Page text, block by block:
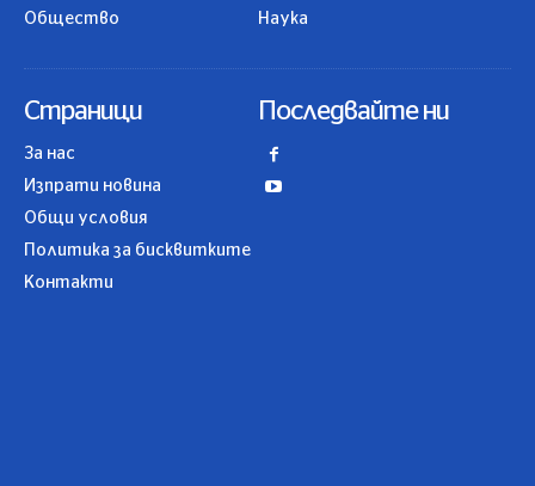
Общество
Наука
Страници
За нас
Изпрати новина
Общи условия
Политика за бисквитките
Контакти
Последвайте ни